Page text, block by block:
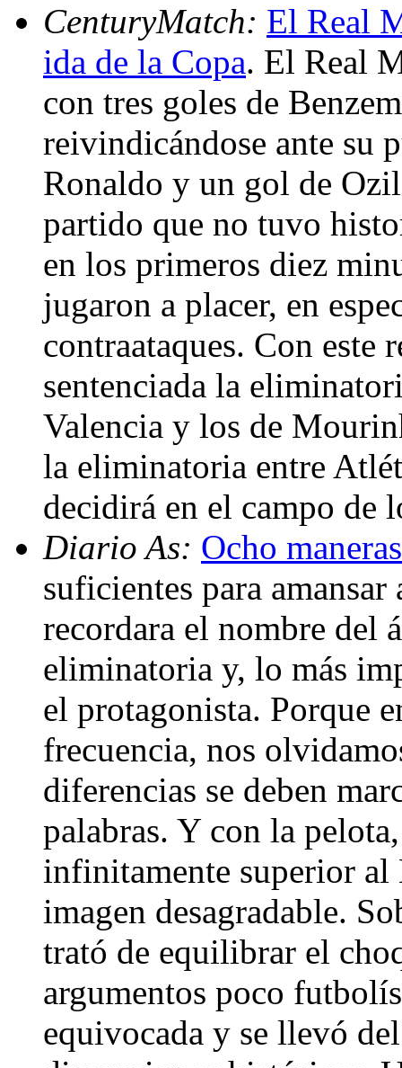
CenturyMatch: El Real
ida de la Copa. El Real
con tres goles de
reivindicándose ante su
Ronaldo y un gol de
partido que no tuvo
en los primeros diez
jugaron a placer, en
contraataques. Con este
sentenciada la
Valencia y los de
la eliminatoria entre
decidirá en el campo
Diario As: Ocho
suficientes para
recordara el nombre del
eliminatoria y, lo más
el protagonista. Porque
frecuencia, nos
diferencias se deben
palabras. Y con la
infinitamente superior al
imagen desagradable.
trató de equilibrar el
argumentos poco
equivocada y se llevó